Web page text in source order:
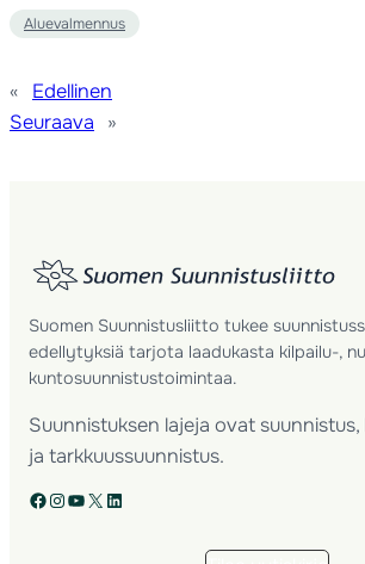
Aluevalmennus
«
Edellinen
Seuraava
»
Suomen Suunnistusliitto tukee
edellytyksiä tarjota laadukasta kilpailu-,
kuntosuunnistustoimintaa.
Suunnistuksen lajeja ovat
ja tarkkuussuunnistus.
Facebook Instagram YouTube X LinkedIn